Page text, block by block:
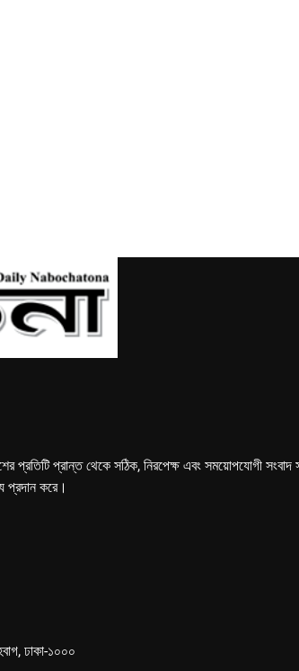
প্রতিটি প্রান্ত থেকে সঠিক, নিরপেক্ষ এবং সময়োপযোগী
প্রদান করে।
ঢাকা-১০০০